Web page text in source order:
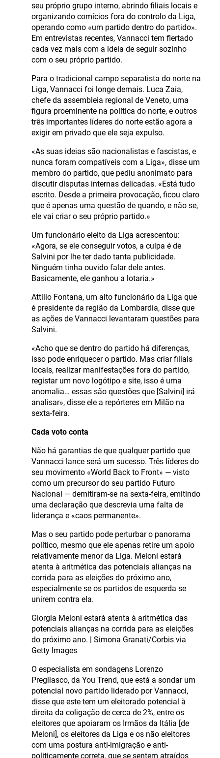
seu próprio grupo interno, abrindo filiais locais e
organizando comícios fora do controlo da Liga,
operando como «um partido dentro do partido».
Em entrevistas recentes, Vannacci tem flertado
cada vez mais com a ideia de seguir sozinho
com o seu próprio partido.
Para o tradicional campo separatista do norte na
Liga, Vannacci foi longe demais. Luca Zaia,
chefe da assembleia regional de Veneto, uma
figura proeminente na política do norte, e outros
três importantes líderes do norte estão agora a
exigir em privado que ele seja expulso.
«As suas ideias são nacionalistas e fascistas, e
nunca foram compatíveis com a Liga», disse um
membro do partido, que pediu anonimato para
discutir disputas internas delicadas. «Está tudo
escrito. Desde a primeira provocação, ficou claro
que é apenas uma questão de quando, e não se,
ele vai criar o seu próprio partido.»
Um funcionário eleito da Liga acrescentou:
«Agora, se ele conseguir votos, a culpa é de
Salvini por lhe ter dado tanta publicidade.
Ninguém tinha ouvido falar dele antes.
Basicamente, ele ganhou a lotaria.»
Attilio Fontana, um alto funcionário da Liga que
é presidente da região da Lombardia, disse que
as ações de Vannacci levantaram questões para
Salvini.
«Acho que se dentro do partido há diferenças,
isso pode enriquecer o partido. Mas criar filiais
locais, realizar manifestações fora do partido,
registar um novo logótipo e site, isso é uma
anomalia… essas são questões que [Salvini] irá
analisar», disse ele a repórteres em Milão na
sexta-feira.
Cada voto conta
Não há garantias de que qualquer partido que
Vannacci lance será um sucesso. Três líderes do
seu movimento «World Back to Front» — visto
como um precursor do seu partido Futuro
Nacional — demitiram-se na sexta-feira, emitindo
uma declaração que descrevia uma falta de
liderança e «caos permanente».
Mas o seu partido pode perturbar o panorama
político, mesmo que ele apenas retire um apoio
relativamente menor da Liga. Meloni estará
atenta à aritmética das potenciais alianças na
corrida para as eleições do próximo ano,
especialmente se os partidos de esquerda se
unirem contra ela.
Giorgia Meloni estará atenta à aritmética das
potenciais alianças na corrida para as eleições
do próximo ano. | Simona Granati/Corbis via
Getty Images
O especialista em sondagens Lorenzo
Pregliasco, da You Trend, que está a sondar um
potencial novo partido liderado por Vannacci,
disse que este tem um eleitorado potencial à
direita da coligação de cerca de 2%, entre os
eleitores que apoiaram os Irmãos da Itália [de
Meloni], os eleitores da Liga e os não eleitores
com uma postura anti-imigração e anti-
politicamente correta, que se sentem atraídos